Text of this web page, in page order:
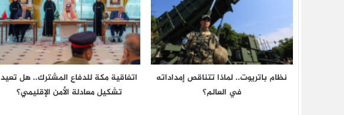
نظام باتريوت.. لماذا تتناقص إمداداته
في العالم؟
اتفاقية مكة للدفاع المشترك.. هل تعيد
تشكيل معادلة الأمن الإقليمي؟